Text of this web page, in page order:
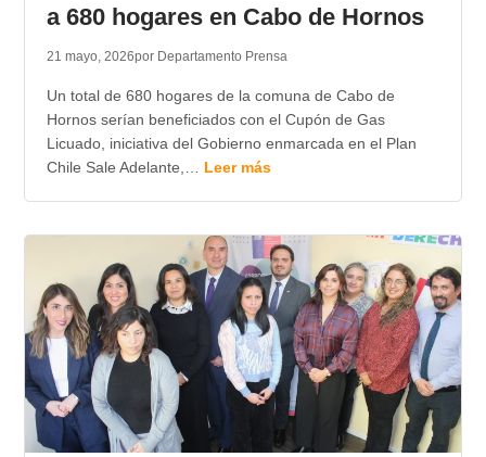
a 680 hogares en Cabo de Hornos
21 mayo, 2026por Departamento Prensa
Un total de 680 hogares de la comuna de Cabo de
Hornos serían beneficiados con el Cupón de Gas
Licuado, iniciativa del Gobierno enmarcada en el Plan
Chile Sale Adelante,… Leer más